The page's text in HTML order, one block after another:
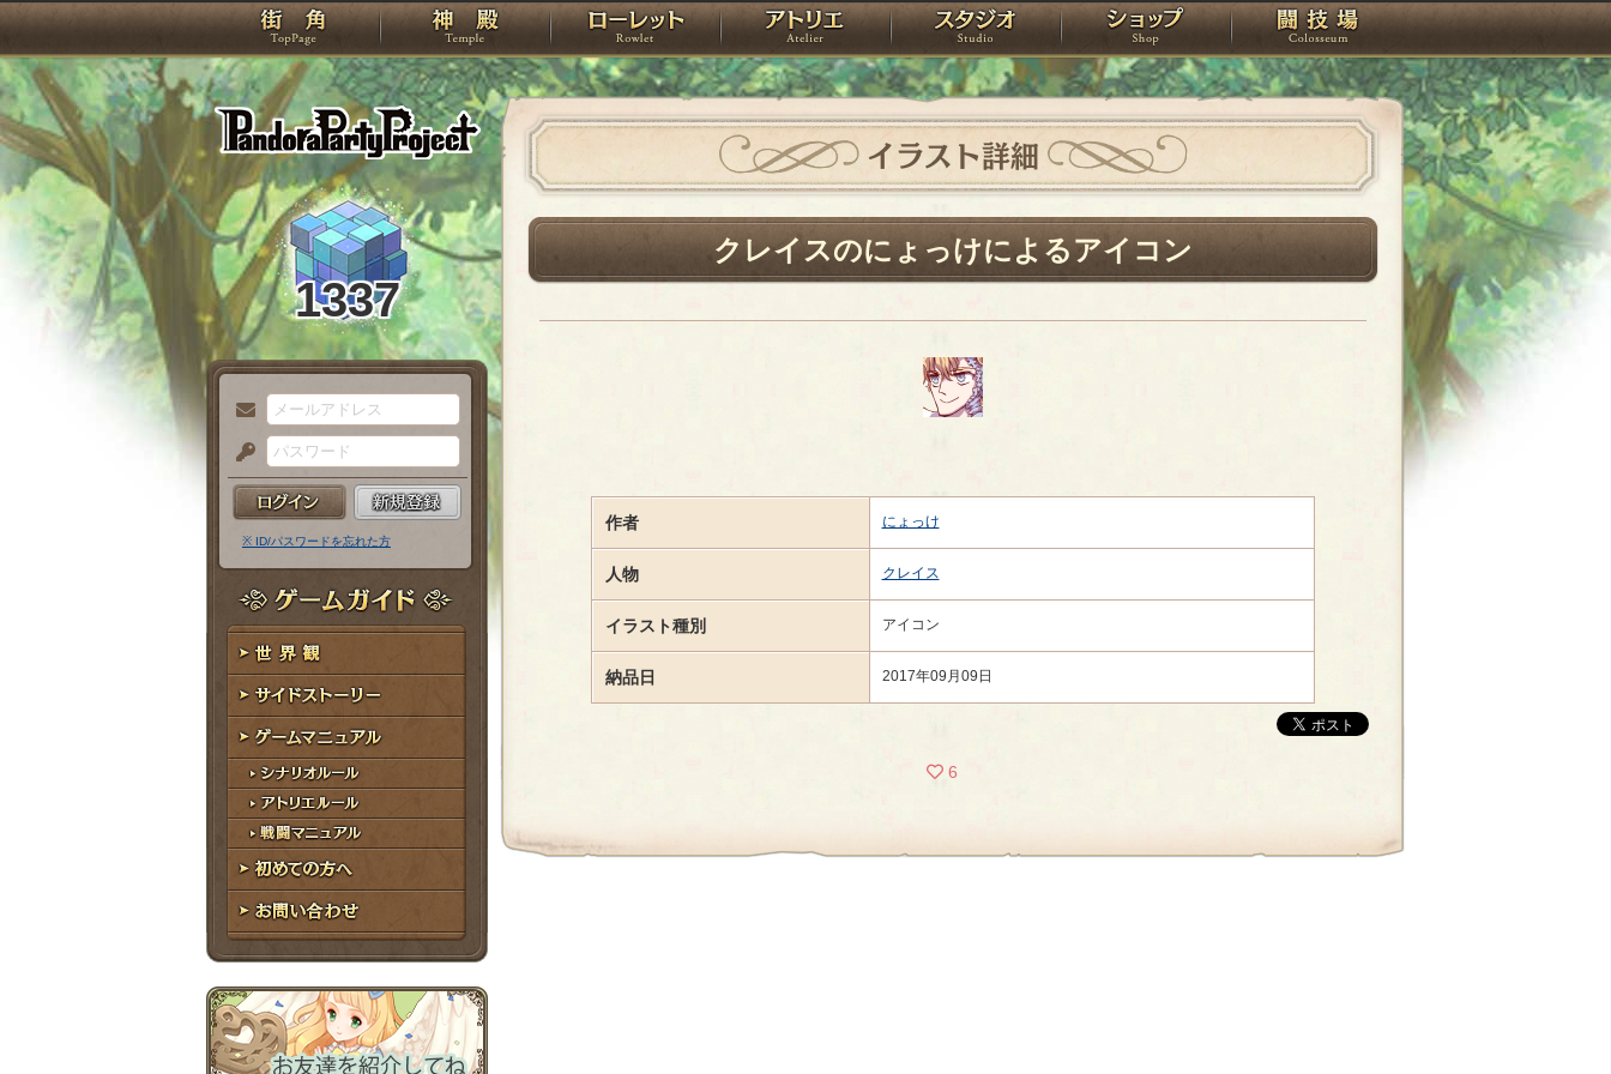
PandoraPartyProject
TOP 神殿 ローレット アトリエ スタジオ ショップ 闘技場
1337
メ
ー
ル
ア
ド
レ
ス
パ
ス
ー
ド
※ ID/パスワードを忘れた方
ゲームガイド
世界観
サイドストーリー
ゲームマニュアル
シナリオルール
アトリエルール
戦闘マニュアル
初めての方へ
お問い合わせ
イラスト詳細
クレイスのにょっけによるアイコン
作者 にょっけ
人物 クレイス
イラスト種別 アイコン
納品日 2017年09月09日
6